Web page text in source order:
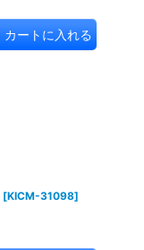
カートに入れる
[KICM-31098]